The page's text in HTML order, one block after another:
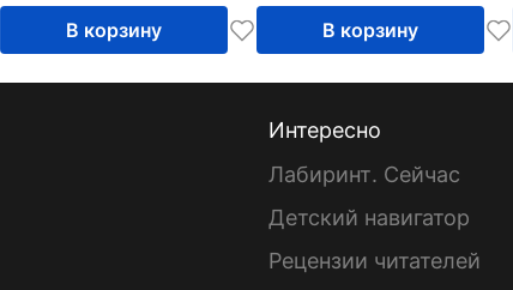
В корзину В корзину
Интересно
Лабиринт. Сейчас
Детский навигатор
Рецензии читателей